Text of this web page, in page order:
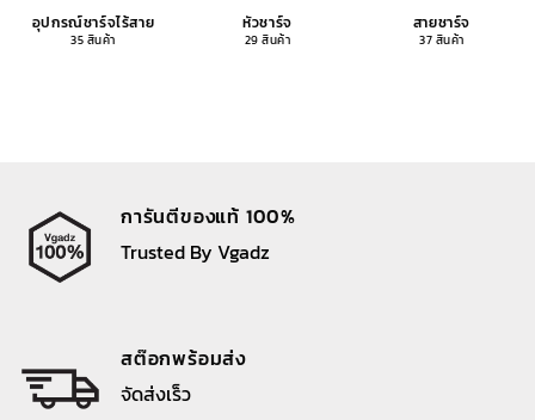
อุปกรณ์ชาร์จไร้สาย
35 สินค้า
หัวชาร์จ
29 สินค้า
สายชาร์จ
37 สินค้า
การันตีของแท้ 100%
Trusted By Vgadz
สต๊อกพร้อมส่ง
จัดส่งเร็ว